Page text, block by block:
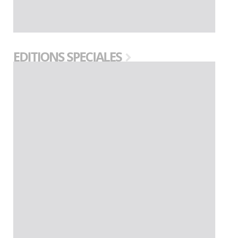
EDITIONS SPECIALES